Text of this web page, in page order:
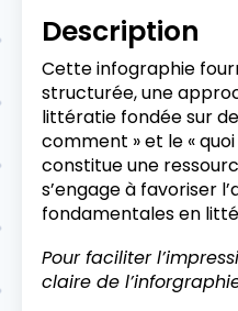
Description
Cette infographie
structurée, une
littératie fondée sur
comment » et le «
constitue une
s’engage à favoriser
fondamentales en
Pour faciliter
claire de